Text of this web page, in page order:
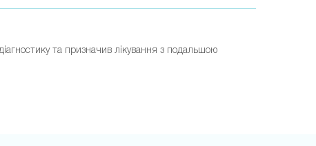
та призначив лікування з подальшою